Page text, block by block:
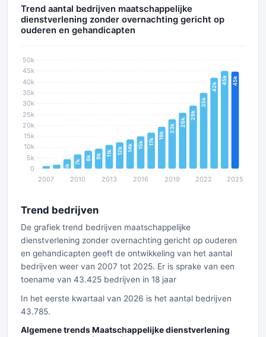
Trend aantal bedrijven maatschappelijke
dienstverlening zonder overnachting gericht op
ouderen en gehandicapten
Trend bedrijven
De grafiek trend bedrijven maatschappelijke
dienstverlening zonder overnachting gericht op ouderen
en gehandicapten geeft de ontwikkeling van het aantal
bedrijven weer van 2007 tot 2025. Er is sprake van een
toename van 43.425 bedrijven in 18 jaar
In het eerste kwartaal van 2026 is het aantal bedrijven
43.785.
Algemene trends Maatschappelijke dienstverlening